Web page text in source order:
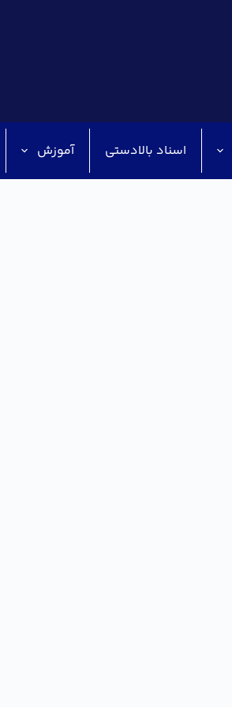
اسناد بالادستی آموزش